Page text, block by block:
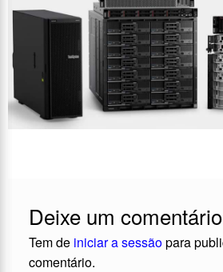
Deixe um comentário
Tem de iniciar a sessãopara
comentário.